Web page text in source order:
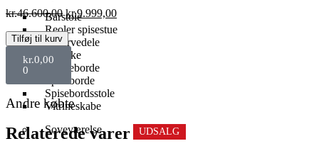
Barstole
Reoler spisestue
Reservedele
Skænke
Skriveborde
Spiseborde
Spisebordsstole
Vitrineskabe
Soveværelse
kr.46.600,00 kr.9.999,00
Tilføj til kurv
kr.0,00
0
Andre købte
Relaterede varer UDSALG
UDSALG
UDSALG
UDSALG
UDSALG
UDSALG